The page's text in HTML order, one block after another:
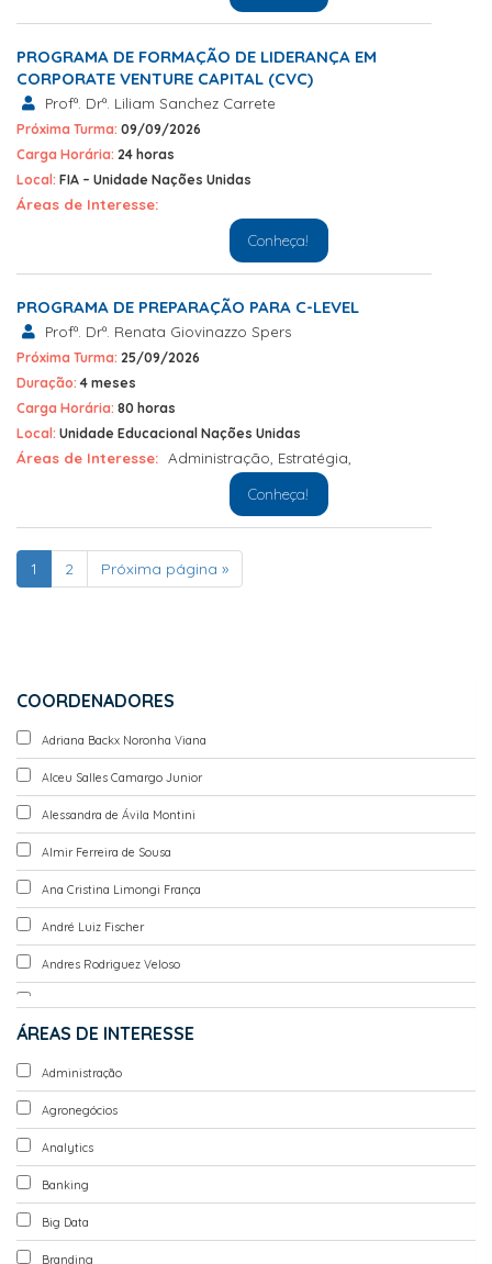
PROGRAMA DE FORMAÇÃO DE LIDERANÇA EM
CORPORATE VENTURE CAPITAL (CVC)
Profª. Drª. Liliam Sanchez Carrete
Próxima Turma: 09/09/2026
Carga Horária: 24 horas
Local: FIA – Unidade Nações Unidas
Áreas de Interesse:
Conheça!
PROGRAMA DE PREPARAÇÃO PARA C-LEVEL
Profª. Drª. Renata Giovinazzo Spers
Próxima Turma: 25/09/2026
Duração:4 meses
Carga Horária: 80 horas
Local: Unidade Educacional Nações Unidas
Áreas de Interesse: Administração Estratégia
Conheça!
1 2 Próxima página »
COORDENADORES
Adriana Backx Noronha Viana
Alceu Salles Camargo Junior
Alessandra de Ávila Montini
Almir Ferreira de Sousa
Ana Cristina Limongi França
André Luiz Fischer
Andres Rodriguez Veloso
Cláudio Antonio Pinheiro Machado Filho
Claudio Felisoni de Angelo
Fábio Lotti Oliva
Fernando Carvalho de Almeida
Graziella Maria Comini
Guilherme de Farias Shiraishi
ÁREAS DE INTERESSE
Administração
Agronegócios
Analytics
Banking
Big Data
Branding